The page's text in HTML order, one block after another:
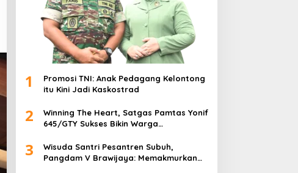
1
Promosi TNI: Anak Pedagang Kelontong
itu Kini Jadi Kaskostrad
2
Winning The Heart, Satgas Pamtas Yonif
645/GTY Sukses Bikin Warga
3
Wisuda Santri Pesantren Subuh,
Pangdam V Brawijaya: Memakmurkan